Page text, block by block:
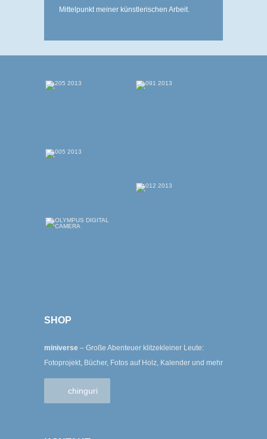
Mittelpunkt meiner ­künstlerischen Arbeit.
SHOP
miniverse – Große Abenteuer klitzekleiner Leute:
Fotoprojekt, Bücher, Fotos auf Holz, Kalender und mehr
chinguri